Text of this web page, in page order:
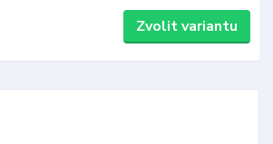
Zvolit variantu